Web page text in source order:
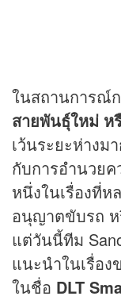
ในสถานการณ์
สายพันธุ์ใหม่ ห
เว้นระยะห่างม
กับการอำนวย
หนึ่งในเรื่องที่ห
อนุญาตขับรถ
แต่วันนี้ทีม
แนะนำในเรื่อง
ในชื่อ DLT